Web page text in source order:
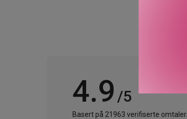
4.9 /5
Basert på 21963 verifiserte omtaler.